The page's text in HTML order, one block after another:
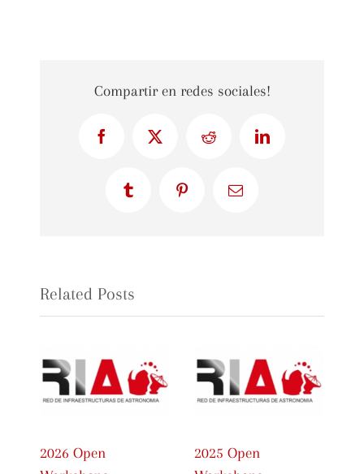
Compartir en redes sociales!
FacebookX Reddit LinkedIn
Tumblr PinterestEmail
Related Posts
2026 Open
2025 Open